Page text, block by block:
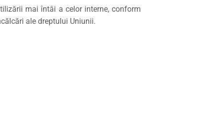
mai întâi a celor interne, conform
ale dreptului Uniunii.